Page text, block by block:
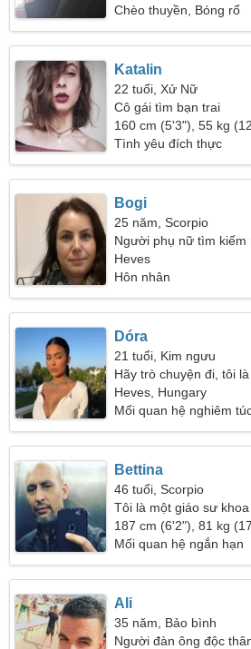
Chèo thuyền, Bóng rổ
Katalin
22 tuổi, Xử Nữ
Cô gái tìm bạn trai
160 cm (5'3"), 55 kg
Tình yêu đích thực
Bogi
25 năm, Scorpio
Người phụ nữ tìm
37
Heves
Hôn nhân
Dóra
21 tuổi, Kim ngưu
Hãy trò chuyện đi, tôi
léo
Heves, Hungary
Mối quan hệ nghiêm
Bettina
46 tuổi, Scorpio
Tôi là một giáo sư
người phụ nữ đẹp
187 cm (6'2"), 81 kg
Mối quan hệ ngắn hạn
Ali
35 năm, Bảo bình
Người đàn ông độc